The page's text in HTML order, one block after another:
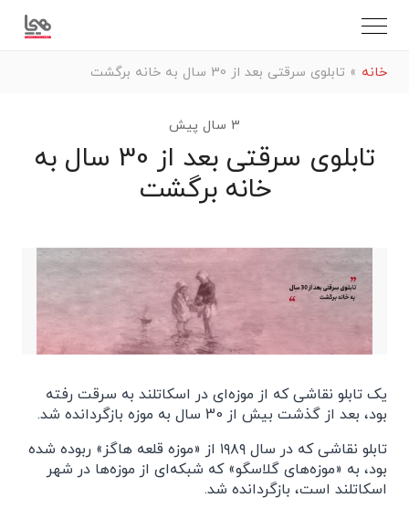
خانه » تابلوی سرقتی بعد از 30 سال به خانه برگشت
3 سال پیش
تابلوی سرقتی بعد از 30 سال به
خانه برگشت
یک تابلو نقاشی که از موزه‌ای در اسکاتلند به سرقت رفته
بود، بعد از گذشت بیش از 30 سال به موزه بازگردانده شد.
تابلو نقاشی که در سال ۱۹۸۹ از «موزه قلعه هاگز» ربوده شده
بود، به «موزه‌های گلاسگو» که شبکه‌ای از موزه‌ها در شهر
اسکاتلند است، بازگردانده شد.